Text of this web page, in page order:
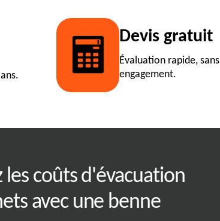
Devis gratuit
Évaluation rapide, sans
engagement.
les coûts d'évacuation
avec une benne